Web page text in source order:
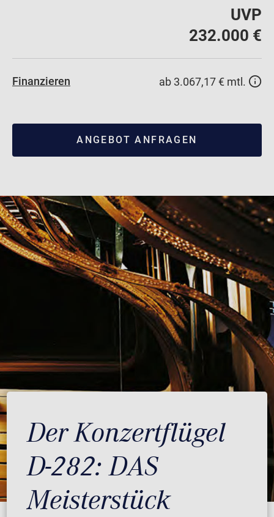
UVP
232.000 €
Finanzieren ab 3.067,17 € mtl.
ANGEBOT ANFRAGEN
Der Konzertflügel
D-282: DAS
Meisterstück